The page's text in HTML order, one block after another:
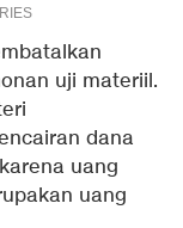
uji materiil.
dana
uang
uang